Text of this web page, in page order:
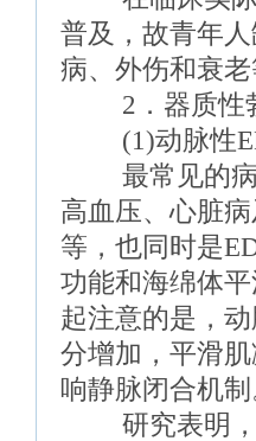
普及，故青年
病、外伤和衰
2．器质性
(1)动脉性
最常见的病
高血压、心脏
等，也同时是
功能和海绵体
起注意的是，
分增加，平滑
响静脉闭合机制
研究表明，